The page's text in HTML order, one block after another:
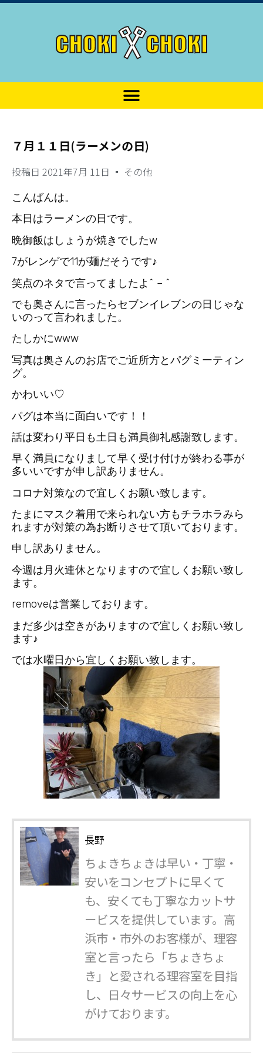
７月１１日(ラーメンの日)
投稿日 2021年7月 11日 その他
こんばんは。
本日はラーメンの日です。
晩御飯はしょうが焼きでしたw
7がレンゲで11が麺だそうです♪
笑点のネタで言ってましたよ^ – ^
でも奥さんに言ったらセブンイレブンの日じゃな
いのって言われました。
たしかにwww
写真は奥さんのお店でご近所方とパグミーティン
グ。
かわいい♡
パグは本当に面白いです！！
話は変わり平日も土日も満員御礼感謝致します。
早く満員になりまして早く受け付けが終わる事が
多いいですが申し訳ありません。
コロナ対策なので宜しくお願い致します。
たまにマスク着用で来られない方もチラホラみら
れますが対策の為お断りさせて頂いております。
申し訳ありません。
今週は月火連休となりますので宜しくお願い致し
ます。
removeは営業しております。
まだ多少は空きがありますので宜しくお願い致し
ます♪
では水曜日から宜しくお願い致します。
長野
ちょきちょきは早い・丁寧・
安いをコンセプトに早くて
も、安くても丁寧なカットサ
ービスを提供しています。高
浜市・市外のお客様が、理容
室と言ったら「ちょきちょ
き」と愛される理容室を目指
し、日々サービスの向上を心
がけております。